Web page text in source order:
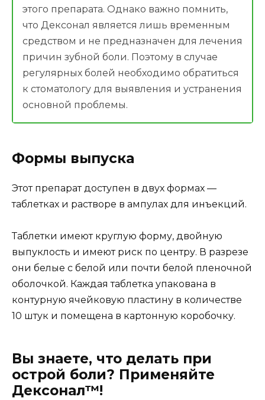
этого препарата. Однако важно помнить,
что Дексонал является лишь временным
средством и не предназначен для лечения
причин зубной боли. Поэтому в случае
регулярных болей необходимо обратиться
к стоматологу для выявления и устранения
основной проблемы.
Формы выпуска
Этот препарат доступен в двух формах —
таблетках и растворе в ампулах для инъекций.
Таблетки имеют круглую форму, двойную
выпуклость и имеют риск по центру. В разрезе
они белые с белой или почти белой пленочной
оболочкой. Каждая таблетка упакована в
контурную ячейковую пластину в количестве
10 штук и помещена в картонную коробочку.
Вы знаете, что делать при
острой боли? Применяйте
Дексонал™!